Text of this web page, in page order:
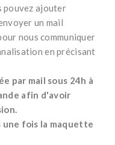
pouvez ajouter
un mail
nous communiquer
en précisant
par mail sous 24h à
afin d'avoir
une fois la maquette